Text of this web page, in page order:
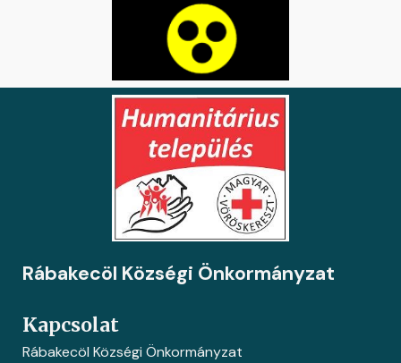
Rábakecöl Községi Önkormányzat
Kapcsolat
Rábakecöl Községi Önkormányzat